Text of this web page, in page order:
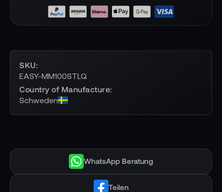
SKU
EASY-MM100STLQ
Country of Manufacture
Schweden
WhatsApp Beratung
Teilen